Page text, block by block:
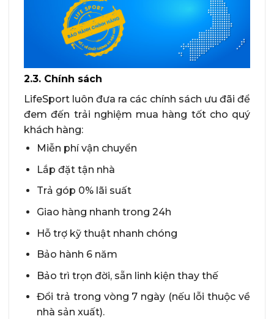
2.3. Chính sách
LifeSport luôn đưa ra các chính sách ưu đãi để
đem đến trải nghiệm mua hàng tốt cho quý
khách hàng:
Miễn phí vận chuyển
Lắp đặt tận nhà
Trả góp 0% lãi suất
Giao hàng nhanh trong 24h
Hỗ trợ kỹ thuật nhanh chóng
Bảo hành 6 năm
Bảo trì trọn đời, sẵn linh kiện thay thế
Đổi trả trong vòng 7 ngày (nếu lỗi thuộc về
nhà sản xuất).